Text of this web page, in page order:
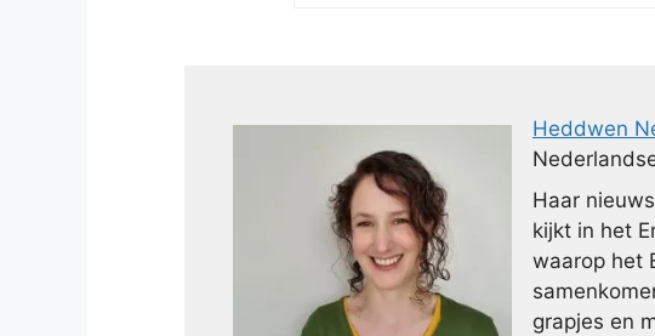
Heddwen
Haar
kijkt in het
waarop het
grapjes en